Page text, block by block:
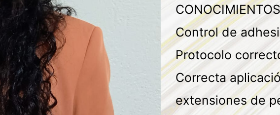
CONOCIMIENTOS
Control de
Protocolo
Correcta
extensiones de